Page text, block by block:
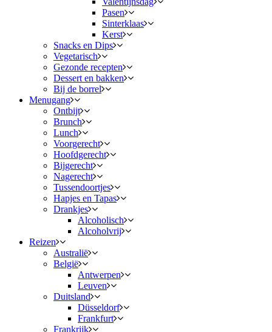
Pasen
Sinterklaas
Kerst
Snacks en Dips
Vegetarisch
Gezonde recepten
Dessert en bakken
Bij de borrel
Menugang
Ontbijt
Brunch
Lunch
Voorgerecht
Hoofdgerecht
Bijgerecht
Nagerecht
Tussendoortjes
Hapjes en Tapas
Drankjes
Alcoholisch
Alcoholvrij
Reizen
Australië
België
Antwerpen
Leuven
Duitsland
Düsseldorf
Frankfurt
Frankrijk